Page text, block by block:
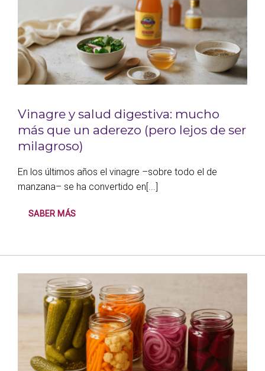
Vinagre y salud digestiva: mucho
más que un aderezo (pero lejos de ser
milagroso)
En los últimos años el vinagre –sobre todo el de
manzana– se ha convertido en[...]
SABER MÁS